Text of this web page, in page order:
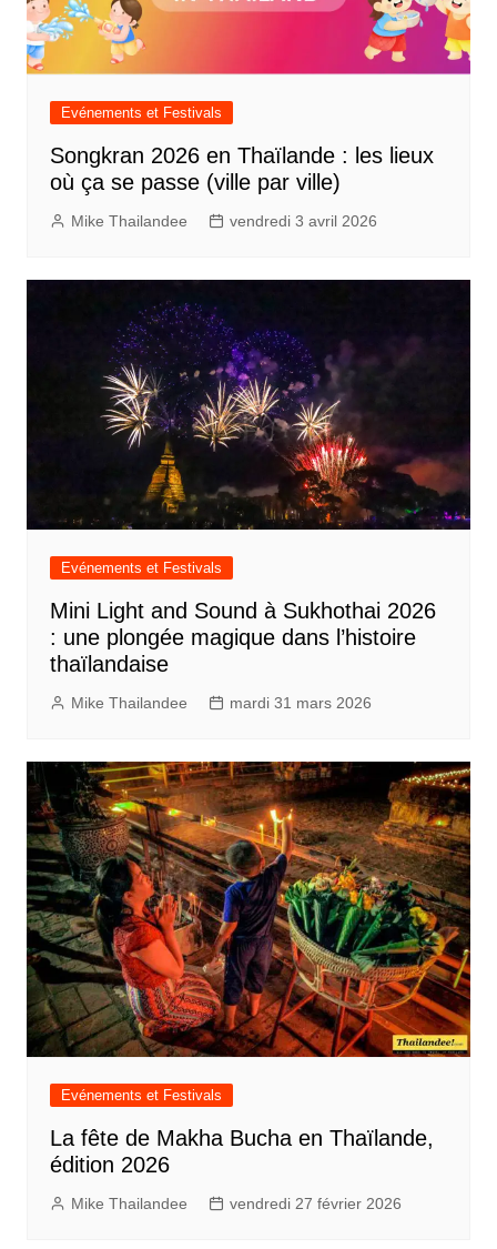
Evénements et Festivals
Songkran 2026 en Thaïlande : les lieux
où ça se passe (ville par ville)
Mike Thailandee vendredi 3 avril 2026
Evénements et Festivals
Mini Light and Sound à Sukhothai 2026
: une plongée magique dans l’histoire
thaïlandaise
Mike Thailandee mardi 31 mars 2026
Evénements et Festivals
La fête de Makha Bucha en Thaïlande,
édition 2026
Mike Thailandee vendredi 27 février 2026